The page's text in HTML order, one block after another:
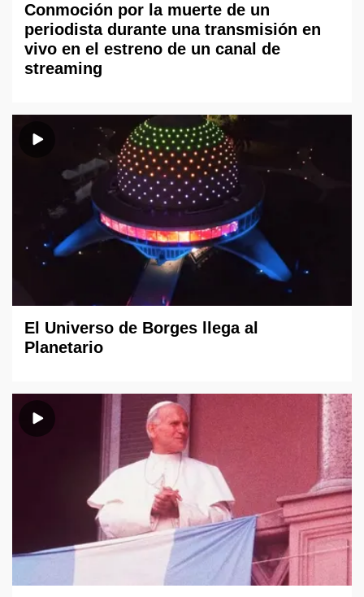
Conmoción por la muerte de un
periodista durante una transmisión en
vivo en el estreno de un canal de
streaming
El Universo de Borges llega al
Planetario